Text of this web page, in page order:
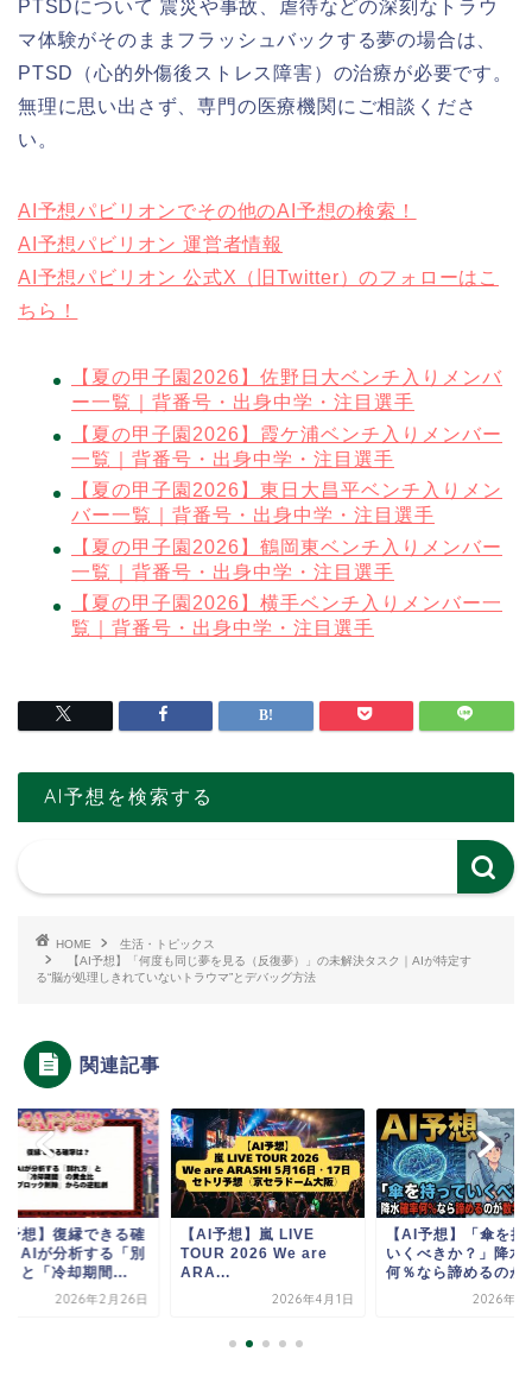
PTSDについて 震災や事故、虐待などの深刻なトラウ
マ体験がそのままフラッシュバックする夢の場合は、
PTSD（心的外傷後ストレス障害）の治療が必要です。
無理に思い出さず、専門の医療機関にご相談くださ
い。
AI予想パビリオンでその他のAI予想の検索！
AI予想パビリオン 運営者情報
AI予想パビリオン 公式X（旧Twitter）のフォローはこ
ちら！
【夏の甲子園2026】佐野日大ベンチ入りメンバ
ー一覧｜背番号・出身中学・注目選手
【夏の甲子園2026】霞ケ浦ベンチ入りメンバー
一覧｜背番号・出身中学・注目選手
【夏の甲子園2026】東日大昌平ベンチ入りメン
バー一覧｜背番号・出身中学・注目選手
【夏の甲子園2026】鶴岡東ベンチ入りメンバー
一覧｜背番号・出身中学・注目選手
【夏の甲子園2026】横手ベンチ入りメンバー一
覧｜背番号・出身中学・注目選手
AI予想を検索する
HOME
生活・トピックス
【AI予想】「何度も同じ夢を見る（反復夢）」の未解決タスク｜AIが特定す
る“脳が処理しきれていないトラウマ”とデバッグ方法
関連記事
予想】復縁できる確
？AIが分析する「別
」と「冷却期間...
2026年2月26日
【AI予想】嵐 LIVE
TOUR 2026 We are
ARA...
2026年4月1日
【AI予想】「傘を持
いくべきか？」降水
何％なら諦めるのが
2026年1